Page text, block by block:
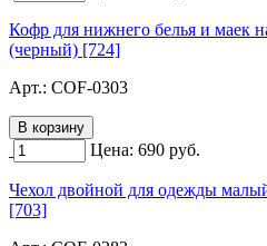
Кофр для нижнего белья и маек
(черный) [724]
Арт.: COF-0303
Цена: 690 руб.
Чехол двойной для одежды
[703]